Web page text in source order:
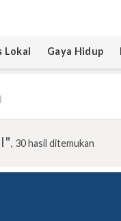
Lokal Gaya Hidup
, 30 hasil ditemukan